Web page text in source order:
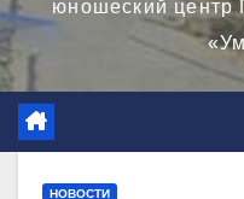
юношеский центр
НОВОСТИ